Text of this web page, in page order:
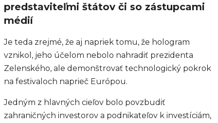
predstaviteľmi štátov či so zástupcami
médií
Je teda zrejmé, že aj napriek tomu, že hologram
vznikol, jeho účelom nebolo nahradiť prezidenta
Zelenského, ale demonštrovať technologický pokrok
na festivaloch naprieč Európou.
Jedným z hlavných cieľov bolo povzbudiť
zahraničných investorov a podnikateľov k investíciám,